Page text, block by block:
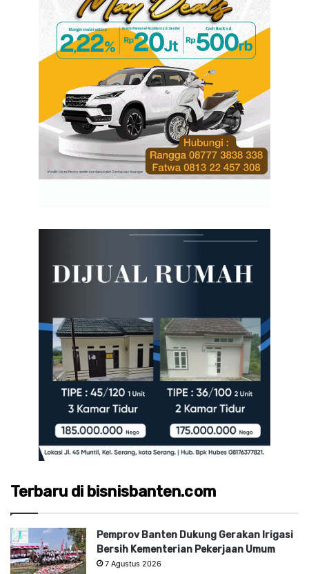
Terbaru di bisnisbanten.com
Pemprov Banten Dukung Gerakan Irigasi
Bersih Kementerian Pekerjaan Umum
7 Agustus 2026